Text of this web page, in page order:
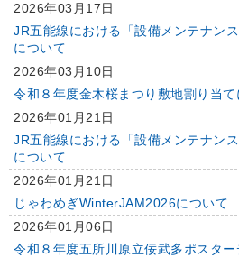
2026年03月17日
JR五能線における「設備メンテナン
について
2026年03月10日
令和８年度金木桜まつり敷地割り当て
2026年01月21日
JR五能線における「設備メンテナン
について
2026年01月21日
じゃわめぎWinterJAM2026について
2026年01月06日
令和８年度五所川原立佞武多ポスタ